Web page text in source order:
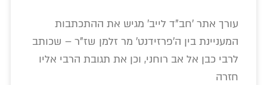
עורך אתר 'חב"ד לייב' מגיש את ההתכתבות
המעניינת בין ה'פרזידנט' מר זלמן שז"ר – שכותב
לרבי כבן אל אב רוחני, וכן את תגובת הרבי אליו
חזרה